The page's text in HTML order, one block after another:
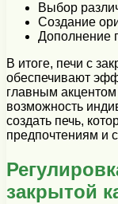
Выбор
Создание
Дополнение
В итоге, печи с
обеспечивают
главным
возможность
создать печь,
предпочтениям и
закрытой